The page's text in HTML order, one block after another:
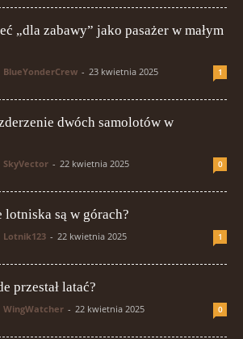
„dla zabawy” jako pasażer w małym
BlueYonderCrew - 23 kwietnia 2025 1
dwóch samolotów w
SkyVector - 22 kwietnia 2025 0
są w górach?
Lotnik123 - 22 kwietnia 2025 1
przestał latać?
WingWatcher - 22 kwietnia 2025 0